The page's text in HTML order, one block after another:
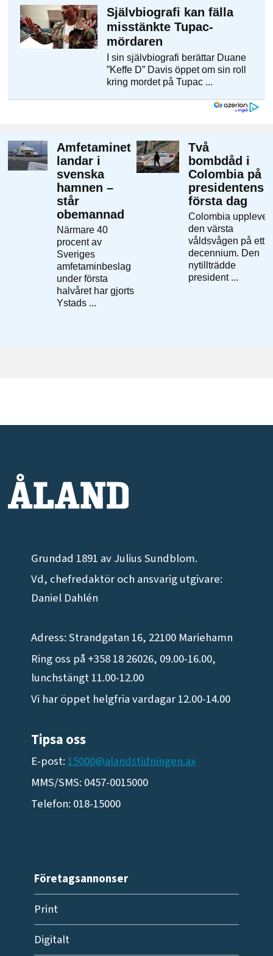
Grundad 1891 av Julius Sundblom.
Vd, chefredaktör och ansvarig utgivare:
Daniel Dahlén
Adress: Strandgatan 16, 22100 Mariehamn
Ring oss på +358 18 26026, 09.00-16.00,
lunchstängt 11.00-12.00
Vi har öppet helgfria vardagar 12.00-14.00
Tipsa oss
E-post: 15000@alandstidningen.ax
MMS/SMS: 0457-0015000
Telefon: 018-15000
Företagsannonser
Print
Digitalt